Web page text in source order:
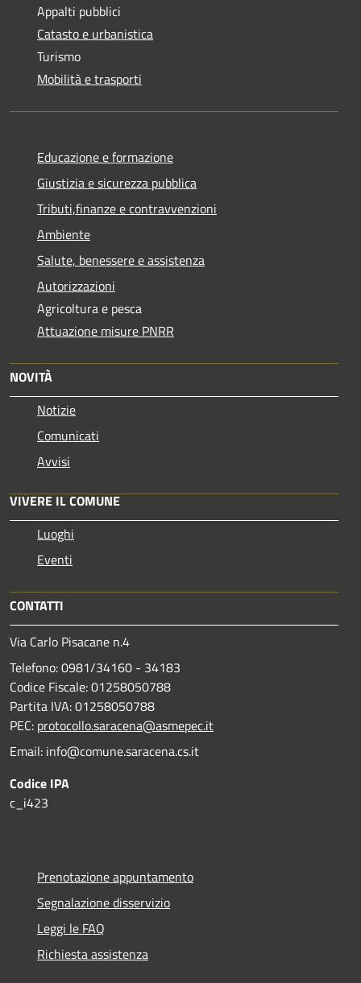
Appalti pubblici
Catasto e urbanistica
Turismo
Mobilità e trasporti
Educazione e formazione
Giustizia e sicurezza pubblica
Tributi,finanze e contravvenzioni
Ambiente
Salute, benessere e assistenza
Autorizzazioni
Agricoltura e pesca
Attuazione misure PNRR
NOVITÀ
Notizie
Comunicati
Avvisi
VIVERE IL COMUNE
Luoghi
Eventi
CONTATTI
Via Carlo Pisacane n.4
Telefono: 0981/34160 - 34183
Codice Fiscale: 01258050788
Partita IVA: 01258050788
PEC: protocollo.saracena@asmepec.it
Email: info@comune.saracena.cs.it
Codice IPA
c_i423
Prenotazione appuntamento
Segnalazione disservizio
Leggi le FAQ
Richiesta assistenza